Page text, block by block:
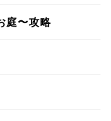
庭〜攻略